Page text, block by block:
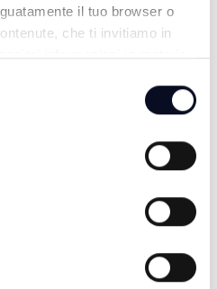
il tuo browser o
che ti invitiamo in
informazioni in materia
TUTTE LE NOTIZIE